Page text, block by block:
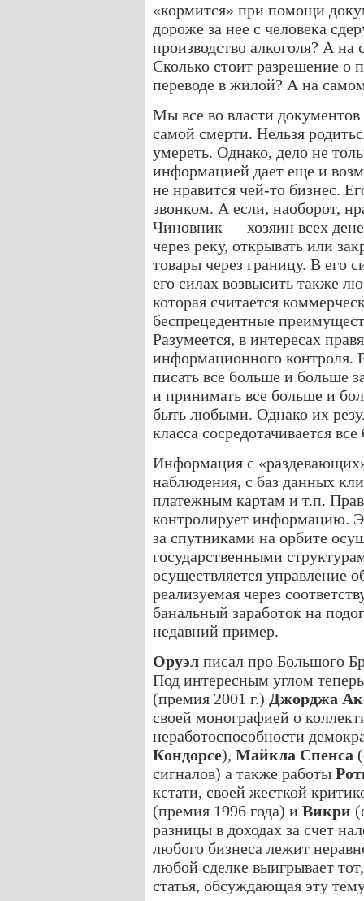
«кормится» при помощи
дороже за нее с человека
производство алкоголя? А на
Сколько стоит разрешение о
переводе в жилой? А на
Мы все во власти
самой смерти. Нельзя
умереть. Однако, дело не
информацией дает еще и
не нравится чей-то бизнес.
звонком. А если, наоборот,
Чиновник — хозяин всех
через реку, открывать или
товары через границу. В его
его силах возвысить также
которая считается
беспрецедентные
Разумеется, в интересах
информационного контроля.
писать все больше и больше
и принимать все больше и
быть любыми. Однако их
класса сосредотачивается
Информация с
наблюдения, с баз данных
платежным картам и т.п.
контролирует информацию.
за спутниками на орбите
государственными
осуществляется управление
реализуемая через
банальный заработок на
недавний пример.
Оруэл писал про Большого
Под интересным углом
(премия 2001 г.) Джорджа
своей монографией о
неработоспособности
Кондорсе), Майкла Спенса
сигналов) а также работы
кстати, своей жесткой
(премия 1996 года) и Викри
разницы в доходах за счет
любого бизнеса лежит
любой сделке выигрывает
статья, обсуждающая эту